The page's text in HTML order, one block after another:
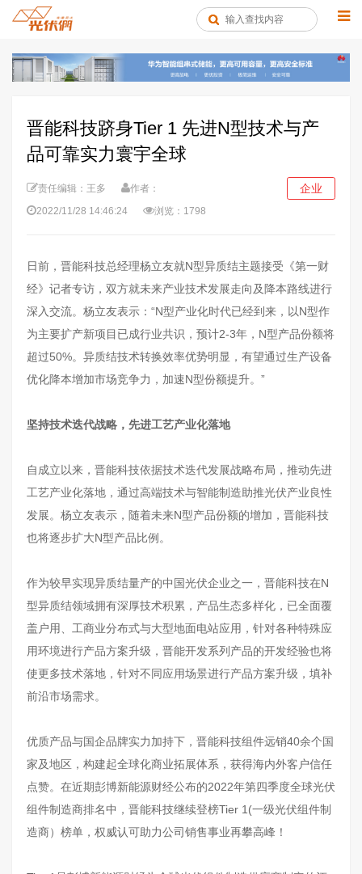
晋能科技跻身Tier 1 先进N型技术与产
品可靠实力寰宇全球
责任编辑：王多
作者：
2022/11/28 14:46:24
浏览：1798
企业
日前，晋能科技总经理杨立友就N型异质结主题接受《第一财
经》记者专访，双方就未来产业技术发展走向及降本路线进行
深入交流。杨立友表示：“N型产业化时代已经到来，以N型作
为主要扩产新项目已成行业共识，预计2-3年，N型产品份额将
超过50%。异质结技术转换效率优势明显，有望通过生产设备
优化降本增加市场竞争力，加速N型份额提升。”
坚持技术迭代战略，先进工艺产业化落地
自成立以来，晋能科技依据技术迭代发展战略布局，推动先进
工艺产业化落地，通过高端技术与智能制造助推光伏产业良性
发展。杨立友表示，随着未来N型产品份额的增加，晋能科技
也将逐步扩大N型产品比例。
作为较早实现异质结量产的中国光伏企业之一，晋能科技在N
型异质结领域拥有深厚技术积累，产品生态多样化，已全面覆
盖户用、工商业分布式与大型地面电站应用，针对各种特殊应
用环境进行产品方案升级，晋能开发系列产品的开发经验也将
使更多技术落地，针对不同应用场景进行产品方案升级，填补
前沿市场需求。
优质产品与国企品牌实力加持下，晋能科技组件远销40余个国
家及地区，构建起全球化商业拓展体系，获得海内外客户信任
点赞。在近期彭博新能源财经公布的2022年第四季度全球光伏
组件制造商排名中，晋能科技继续登榜Tier 1(一级光伏组件制
造商）榜单，权威认可助力公司销售事业再攀高峰！